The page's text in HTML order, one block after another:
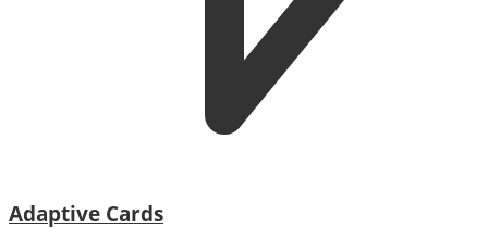
Adaptive Cards